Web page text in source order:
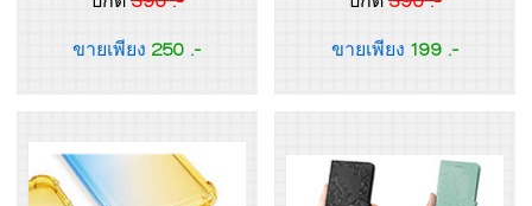
ขายเพียง 250 .- ขายเพียง 199 .-